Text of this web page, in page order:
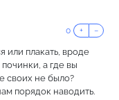
0 + −
или плакать, вроде
а где вы
своих не было?
порядок наводить.